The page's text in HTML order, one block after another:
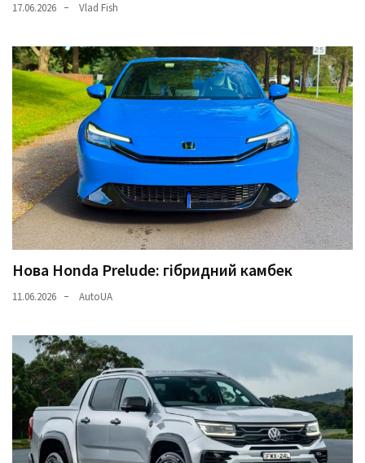
17.06.2026 Vlad Fish
Нова Honda Prelude: гібридний камбек
11.06.2026 AutoUA